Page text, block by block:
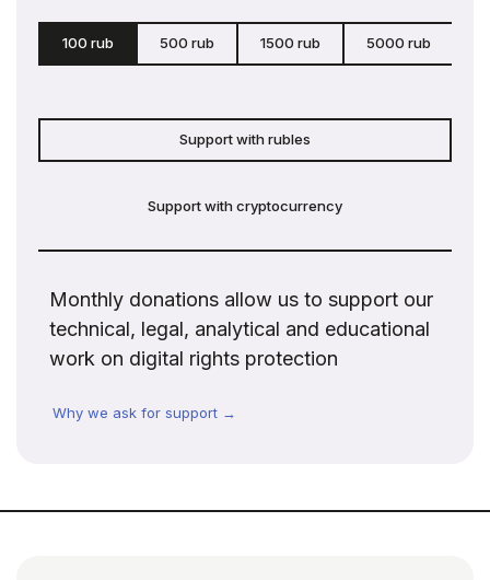
100 rub 500 rub 1500 rub 5000 rub
Support with rubles
Support with cryptocurrency
Monthly donations allow us to support our
technical, legal, analytical and educational
work on digital rights protection
Why we ask for support →